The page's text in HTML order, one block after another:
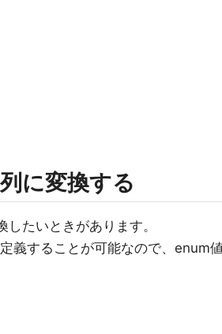
に変換する
たいときがあります。
義することが可能なので、enum